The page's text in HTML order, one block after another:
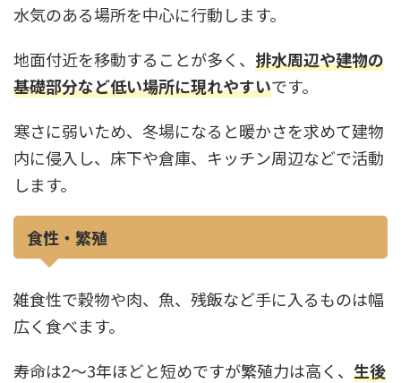
水気のある場所を中心に行動します。
地面付近を移動することが多く、 排水周辺や建物の
基礎部分など低い場所に現れやすいです。
寒さに弱いため、冬場になると暖かさを求めて建物
内に侵入し、床下や倉庫、キッチン周辺などで活動
します。
食性・繁殖
雑食性で穀物や肉、魚、残飯など手に入るものは幅
広く食べます。
寿命は2〜3年ほどと短めですが繁殖力は高く、 生後